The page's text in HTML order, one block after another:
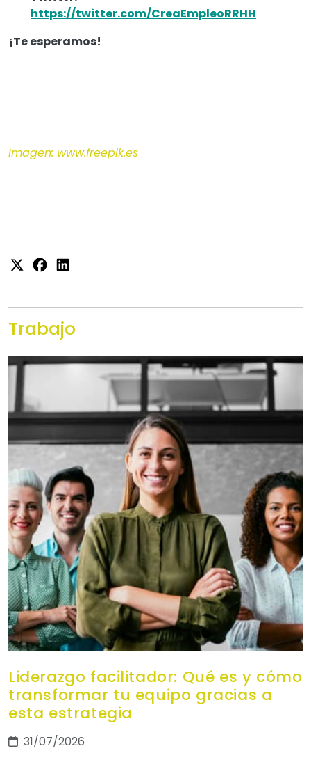
https://twitter.com/CreaEmpleoRRHH
¡Te esperamos!
Imagen: www.freepik.es
Trabajo
Liderazgo facilitador: Qué es y cómo
transformar tu equipo gracias a
esta estrategia
31/07/2026